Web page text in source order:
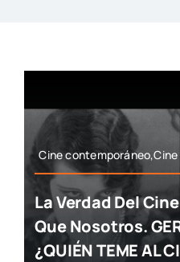
Cine
La Verdad Del
Que Nosotros.
¿QUIÉN TEME AL